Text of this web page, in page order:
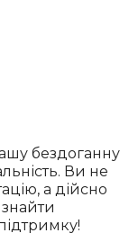
бездоганну
Ви не
а дійсно